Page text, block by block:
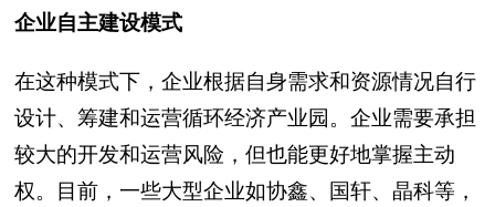
企业自主建设模式
在这种模式下，企业根据自身需求和资源情况自行
设计、筹建和运营循环经济产业园。企业需要承担
较大的开发和运营风险，但也能更好地掌握主动
权。目前，一些大型企业如协鑫、国轩、晶科等，